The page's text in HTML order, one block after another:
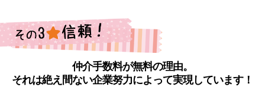
仲介手数料が無料の理由。
それは絶え間ない企業努力によって実現しています！